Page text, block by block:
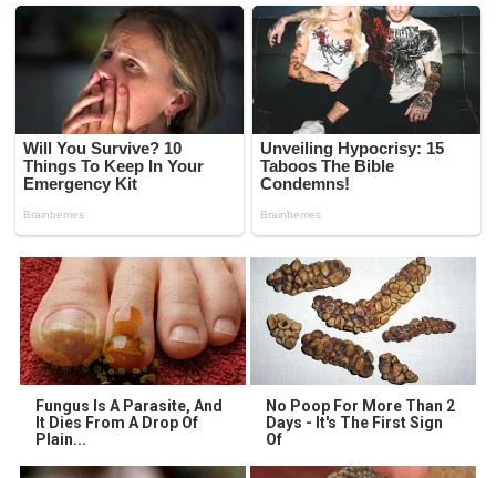
Fungus Is A Parasite, And
It Dies From A Drop Of
Plain...
No Poop For More Than 2
Days - It's The First Sign
Of